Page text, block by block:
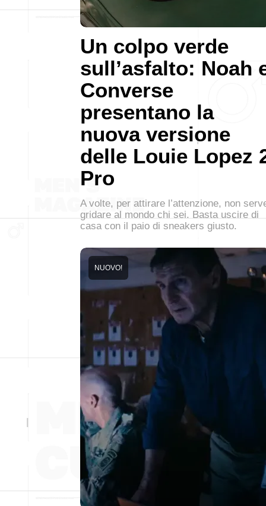
Un colpo verde
sull’asfalto: Noah
Converse
presentano la
nuova versione
delle Louie Lopez
Pro
A volte, per attirare l’attenzione, non
gridare al mondo chi sei. Basta uscire di
casa con il paio di sneakers giusto.
NUOVO!